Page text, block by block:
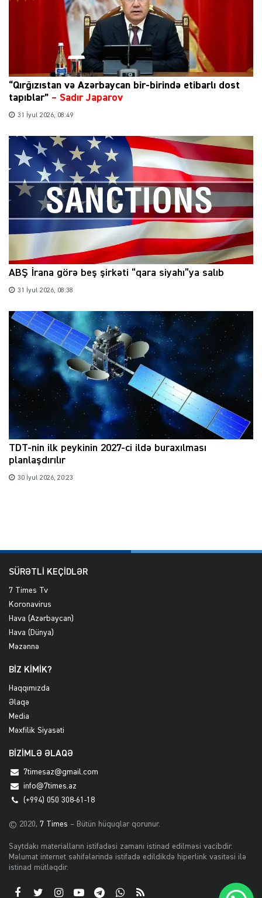
“Qırğızıstan və Azərbaycan bir-birində etibarlı dost
tapıblar” – Sadır Japarov
31 İyul 2026, 08:49
ABŞ İrana görə beş şirkəti “qara siyahı”ya salıb
31 İyul 2026, 08:38
TDT-nin ilk peykinin 2027-ci ildə buraxılması
planlaşdırılır
30 İyul 2026, 20:23
SÜRƏTLİ KEÇİDLƏR
7 Times Tv
Koronavirus
Hava (Azərbaycan)
Hava (Dünya)
Məzənnə
BİZ KİMİK?
Haqqımızda
Əlaqə
Media
Məxfilik Siyasəti
BİZİMLƏ ƏLAQƏ
7timesaz@gmail.com
info@7times.az
(+994) 050 308-61-18
© 2020, 7 Times – Bütün hüquqlar qorunur.
Saytdakı materialların istifadəsi zamanı istinad edilməsi vacibdir.
Məlumat internet səhifələrində istifadə edildikdə hiperlink vasitəsi ilə
istinad mütləqdir.